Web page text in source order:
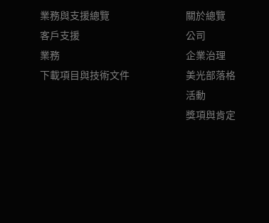
業務與支援總覽
客戶支援
業務
下載項目與技術文件
關於總覽
公司
企業治理
美光部落格
活動
獎項與肯定